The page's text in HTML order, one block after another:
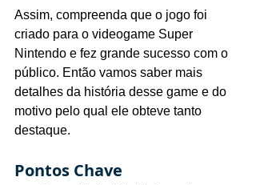
Assim, compreenda que o jogo foi
criado para o videogame Super
Nintendo e fez grande sucesso com o
público. Então vamos saber mais
detalhes da história desse game e do
motivo pelo qual ele obteve tanto
destaque.
Pontos Chave